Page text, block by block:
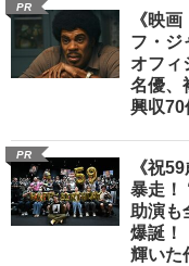
PR
《映
フ・ジ
オフィ
名優、
興収70
PR
《祝
暴走！
助演も
爆誕！
輝いた